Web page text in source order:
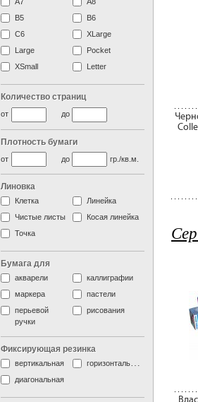
B5
B6
C6
XLarge
Large
Pocket
XSmall
Letter
Количество страниц
до
от
Плотность бумаги
до
от гр./кв.м.
Линовка
Клетка
Линейка
Чистые листы
Косая линейка
Точка
Бумага для
акварели
каллиграфии
маркера
пастели
перьевой
ручки
рисования
Фиксирующая резинка
вертикальная
горизонтальная
диагональная